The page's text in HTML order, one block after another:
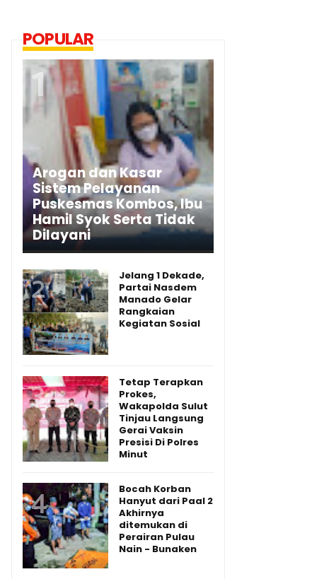
POPULAR
Arogan dan Kasar
Sistem Pelayanan
Puskesmas Kombos, Ibu
Hamil Syok Serta Tidak
Dilayani
Jelang 1 Dekade,
Partai Nasdem
Manado Gelar
Rangkaian
Kegiatan Sosial
Tetap Terapkan
Prokes,
Wakapolda Sulut
Tinjau Langsung
Gerai Vaksin
Presisi Di Polres
Minut
Bocah Korban
Hanyut dari Paal 2
Akhirnya
ditemukan di
Perairan Pulau
Nain - Bunaken